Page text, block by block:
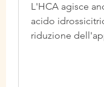
L'HCA agisce
acido
riduzione